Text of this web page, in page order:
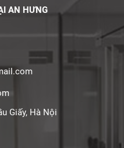
AN HƯNG
Giấy, Hà Nội